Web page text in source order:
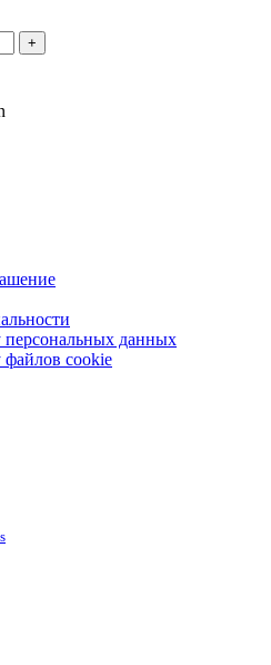
+
персональных данных
файлов cookie